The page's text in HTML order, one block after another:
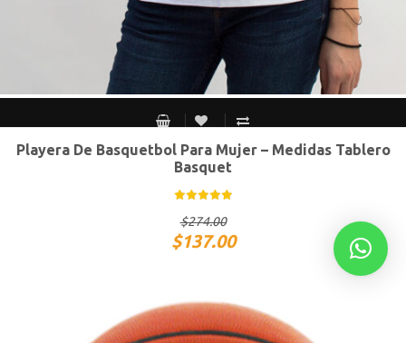
CH M G XG
Playera De Basquetbol Para Mujer – Medidas Tablero
Basquet
$274.00
$137.00